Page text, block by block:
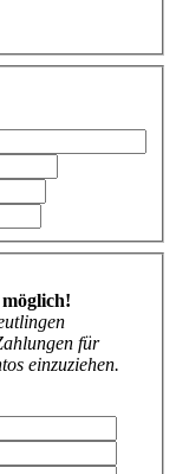
für
einzuziehen.